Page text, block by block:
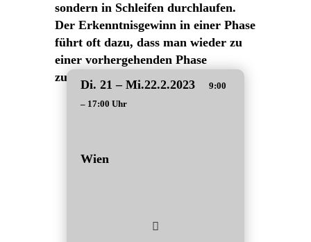
sondern in Schleifen durchlaufen.
Der Erkenntnisgewinn in einer Phase
führt oft dazu, dass man wieder zu
einer vorhergehenden Phase
zurückkehrt.
Di. 21 – Mi.22.2.2023
9:00
– 17:00 Uhr
Wien